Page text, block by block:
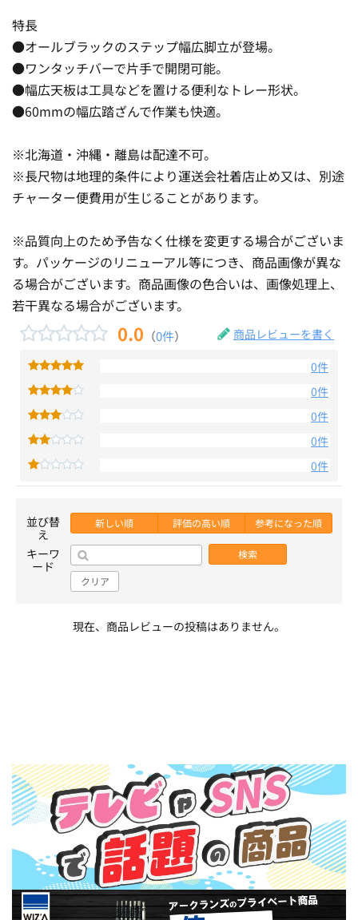
特長
●オールブラックのステップ幅広脚立が登場。
●ワンタッチバーで片手で開閉可能。
●幅広天板は工具などを置ける便利なトレー形状。
●60mmの幅広踏ざんで作業も快適。
※北海道・沖縄・離島は配達不可。
※長尺物は地理的条件により運送会社着店止め又は、別途
チャーター便費用が生じることがあります。
※品質向上のため予告なく仕様を変更する場合がございま
す。パッケージのリニューアル等につき、商品画像が異な
る場合がございます。商品画像の色合いは、画像処理上、
若干異なる場合がございます。
0.0 （0件） 商品レビューを書く
0件
0件
0件
0件
0件
並び替
え
新しい順 評価の高い順 参考になった順
キーワ
ード
検索
クリア
現在、商品レビューの投稿はありません。